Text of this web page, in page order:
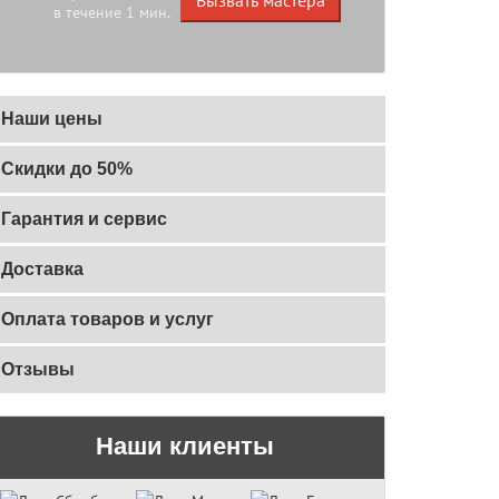
в течение 1 мин.
Наши цены
Скидки до 50%
Гарантия и сервис
Доставка
Оплата товаров и услуг
Отзывы
Наши клиенты